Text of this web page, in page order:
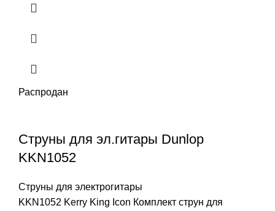
Распродан
Струны для эл.гитары Dunlop
KKN1052
Струны для электрогитары
KKN1052 Kerry King Icon Комплект струн для